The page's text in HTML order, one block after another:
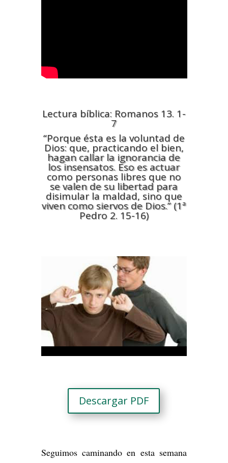
Lectura bíblica: Romanos 13. 1-
7
“Porque ésta es la voluntad de
Dios: que, practicando el bien,
hagan callar la ignorancia de
los insensatos. Eso es actuar
como personas libres que no
se valen de su libertad para
disimular la maldad, sino que
viven como siervos de Dios.” (1ª
Pedro 2. 15-16)
Descargar PDF
Seguimos caminando en esta semana